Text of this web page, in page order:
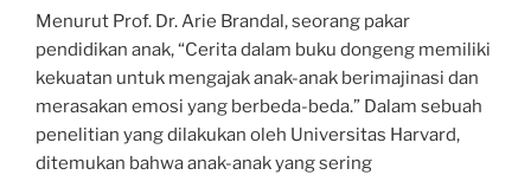
Menurut Prof. Dr. Arie Brandal, seorang pakar
pendidikan anak, “Cerita dalam buku dongeng memiliki
kekuatan untuk mengajak anak-anak berimajinasi dan
merasakan emosi yang berbeda-beda.” Dalam sebuah
penelitian yang dilakukan oleh Universitas Harvard,
ditemukan bahwa anak-anak yang sering